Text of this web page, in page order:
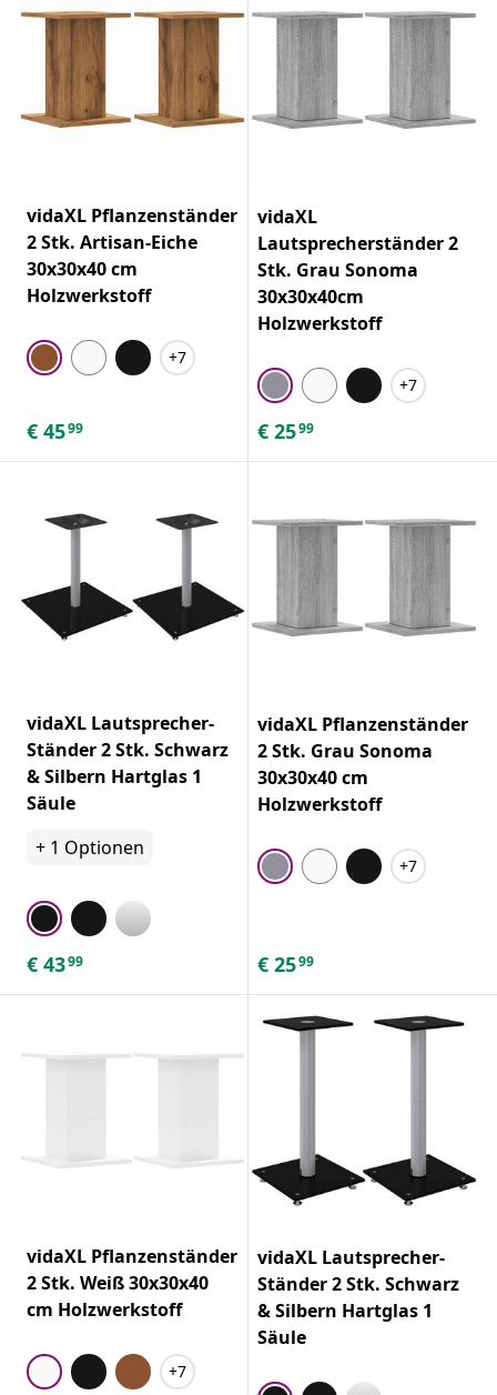
vidaXL Pflanzenständer
2 Stk. Artisan-Eiche
30x30x40 cm
Holzwerkstoff
+7
€ 4599
vidaXL
Lautsprecherständer 2
Stk. Grau Sonoma
30x30x40cm
Holzwerkstoff
+7
€ 2599
vidaXL Lautsprecher-
Ständer 2 Stk. Schwarz
& Silbern Hartglas 1
Säule
+ 1 Optionen
€ 4399
vidaXL Pflanzenständer
2 Stk. Grau Sonoma
30x30x40 cm
Holzwerkstoff
+7
€ 2599
vidaXL Pflanzenständer
2 Stk. Weiß 30x30x40
cm Holzwerkstoff
+7
vidaXL Lautsprecher-
Ständer 2 Stk. Schwarz
& Silbern Hartglas 1
Säule